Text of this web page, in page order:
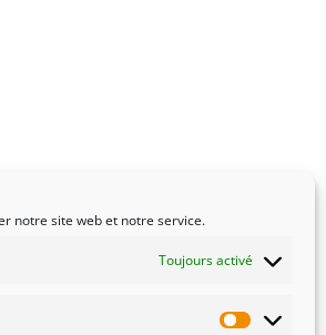
notre site web et notre service.
Toujours activé